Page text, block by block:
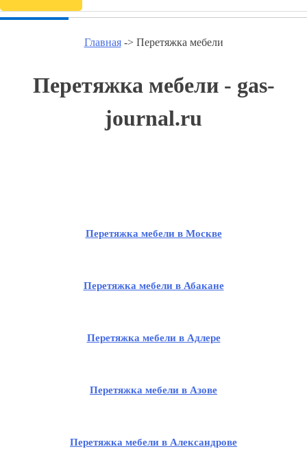
Главная-> Перетяжка мебели
Перетяжка мебели - gas-
journal.ru
Перетяжка мебели в Москве
Перетяжка мебели в Абакане
Перетяжка мебели в Адлере
Перетяжка мебели в Азове
Перетяжка мебели в Александрове